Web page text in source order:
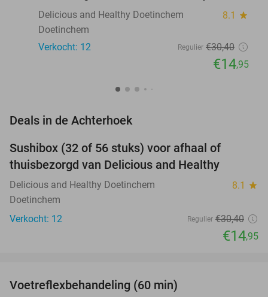
Delicious and Healthy Doetinchem
8.1 star
Doetinchem
Verkocht: 12
Regulier €30,40
€14,95
Deals in de Achterhoek
TODAY
Sushibox (32 of 56 stuks) voor afhaal of
thuisbezorgd van Delicious and Healthy
Delicious and Healthy Doetinchem 8.1 star
Doetinchem
Verkocht: 12
Regulier €30,40
€14,95
Voetreflexbehandeling (60 min)